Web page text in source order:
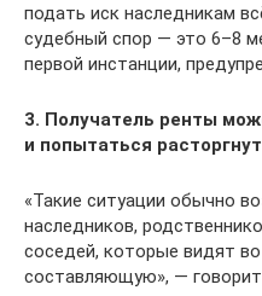
подать иск наследникам
судебный спор — это 6–8
первой инстанции,
3. Получатель ренты
и попытаться
«Такие ситуации обычно
наследников,
соседей, которые видят
составляющую», —